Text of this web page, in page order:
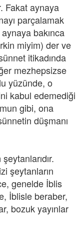
Fakat aynaya
parçalamak
bakınca
miyim) der ve
itikadında
mezhepsizse
yüzünde, o
kabul edemediği
gibi, ona
düşmanı
şeytanların
genelde İblis
İblisle beraber,
bozuk yayınlar